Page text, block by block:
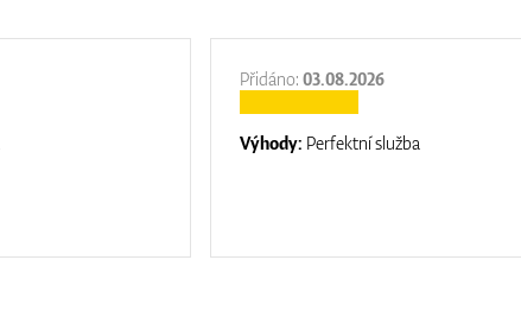
Přidáno:03.08.2026
Výhody: Perfektní služba